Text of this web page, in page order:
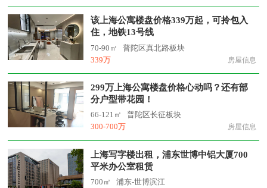
该上海公寓楼盘价格339万起，可拎包入
住，地铁13号线
70-90㎡
普陀区真北路板块
339万
房屋信息
299万上海公寓楼盘价格心动吗？还有部
分户型带花园！
66-121㎡
普陀区长征板块
300-700万
房屋信息
上海写字楼出租，浦东世博中铝大厦700
平米办公室租赁
700㎡
浦东-世博滨江